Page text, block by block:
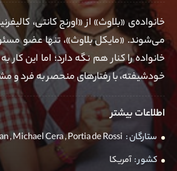
خانواده‌ی «بلاوث» از «اورنج کانتی،
می‌شوند. «مایکل بلاوث»، تنها عضو
خانواده را کنار هم نگه دارد؛ اما این
خودشیفته، با رفتارهای منحصر به فرد و
اطلاعات بیشتر
ستارگان : ,Michael Cera,Portia de Rossi
کشور : آمریکا